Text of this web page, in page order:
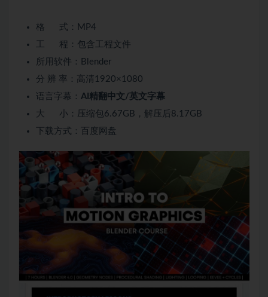
格 式：MP4
工 程：包含工程文件
所用软件：Blender
分 辨 率：高清1920×1080
语言字幕： AI精翻中文/英文字幕
大 小：压缩包6.67GB，解压后8.17GB
下载方式：百度网盘